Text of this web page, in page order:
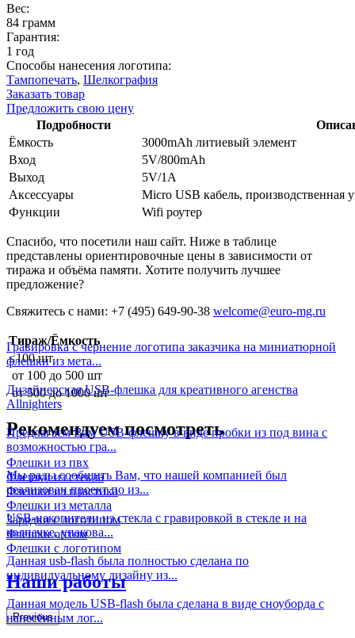
Вес:
84 грамм
Гарантия:
1 год
Способы нанесения логотипа:
Тампопечать, Шелкография
Заказать товар
Предложить свою цену
Подробности
Ёмкость
3000mAh литиевый элемент
Вход
5V/800mAh
Выход
5V/1A
Аксессуары
Micro USB кабель, производственная
Функции
Wifi роутер
Спасибо, что посетили наш сайт. Ниже в таблице
представлены ориентировочные цены в зависимости от
тиража и объёма памяти. Хотите получить лучшее
предложение?
Свяжитесь с нами: +7 (495) 649-90-38 welcome@euro-mg.ru
Тираж/Ёмкость
≤100 шт
от 100 до 500 шт
от 500 до 1000 шт
Рекомендуем посмотреть
Флешки из пвх
Флешки из стекла
Флешки из пластика
Флешки из металла
Зарядки с логотипом
Флешки оптом
Флешки с логотипом
Наши работы
Previous
Гравировка с чернение логотипа заказчика на миниатюрной
флешки из мета...
Дизайнерская USB-флешка для креативного агенства
Allnighters
Предлагаем Вам USB-флешку в виде пробки из под вина с
возможностью гра...
Мы рады сообщить Вам, что нашей компанией был
реализован проект по из...
USB-накопители из стекла с гравировкой в стекле и на
колпачке, упакова...
Данная usb-flash была полностью сделана по
индивидуальному дизайну из...
Данная модель USB-flash была сделана в виде сноуборда с
нанесённым лог...